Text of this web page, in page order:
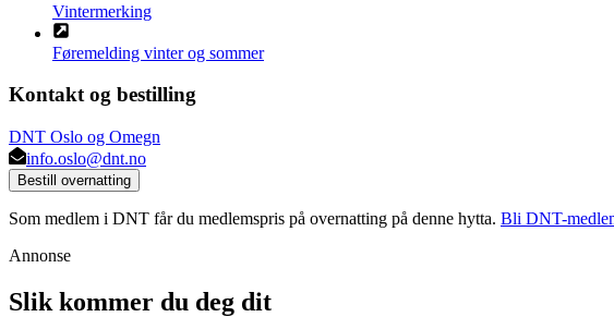
Vintermerking
Føremelding vinter og sommer
Kontakt og bestilling
DNT Oslo og Omegn
info.oslo@dnt.no
Bestill overnatting
Som medlem i DNT får du medlemspris på overnatting på denne hytta. Bli DNT-
Annonse
Slik kommer du deg dit